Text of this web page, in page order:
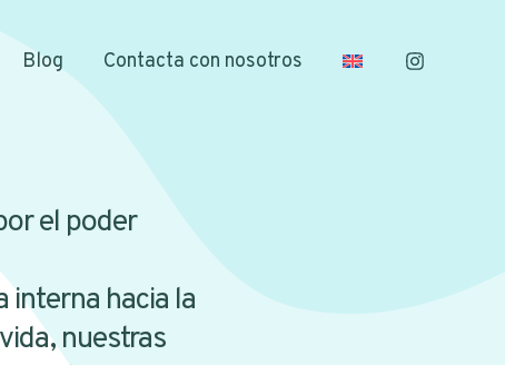
Blog Contacta con nosotros
el poder
interna hacia la
nuestras